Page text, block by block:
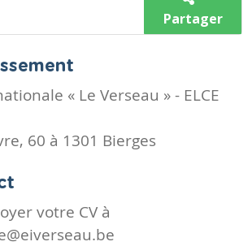
Partager
« Le Verseau » - ELCE
60 à 1301 Bierges
votre CV à